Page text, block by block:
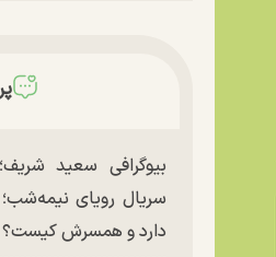
بیوگرافی سعید
سریال رویای
دارد و همسرش کیست؟